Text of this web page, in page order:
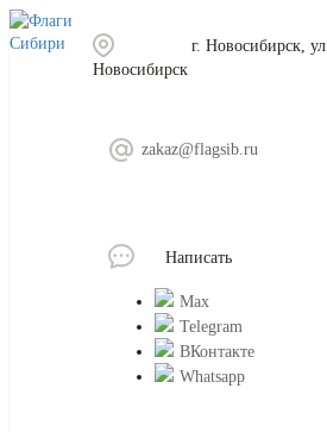
г. Новосибирск,
Новосибирск
zakaz@flagsib.ru
Написать
Max
Telegram
ВКонтакте
Whatsapp